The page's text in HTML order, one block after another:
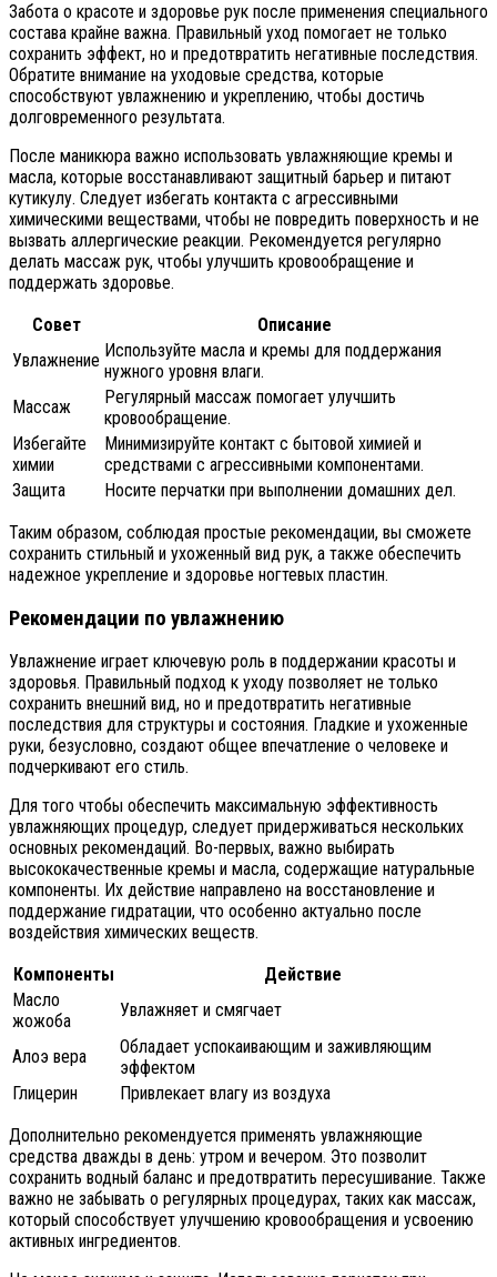
Забота о красоте и здоровье рук после применения специального
состава крайне важна. Правильный уход помогает не только
сохранить эффект, но и предотвратить негативные последствия.
Обратите внимание на уходовые средства, которые
способствуют увлажнению и укреплению, чтобы достичь
долговременного результата.
После маникюра важно использовать увлажняющие кремы и
масла, которые восстанавливают защитный барьер и питают
кутикулу. Следует избегать контакта с агрессивными
химическими веществами, чтобы не повредить поверхность и не
вызвать аллергические реакции. Рекомендуется регулярно
делать массаж рук, чтобы улучшить кровообращение и
поддержать здоровье.
Совет
Описание
Увлажнение Используйте масла и кремы для поддержания
нужного уровня влаги.
Массаж
Регулярный массаж помогает улучшить
кровообращение.
Избегайте
химии
Минимизируйте контакт с бытовой химией и
средствами с агрессивными компонентами.
Защита
Носите перчатки при выполнении домашних дел.
Таким образом, соблюдая простые рекомендации, вы сможете
сохранить стильный и ухоженный вид рук, а также обеспечить
надежное укрепление и здоровье ногтевых пластин.
Рекомендации по увлажнению
Увлажнение играет ключевую роль в поддержании красоты и
здоровья. Правильный подход к уходу позволяет не только
сохранить внешний вид, но и предотвратить негативные
последствия для структуры и состояния. Гладкие и ухоженные
руки, безусловно, создают общее впечатление о человеке и
подчеркивают его стиль.
Для того чтобы обеспечить максимальную эффективность
увлажняющих процедур, следует придерживаться нескольких
основных рекомендаций. Во-первых, важно выбирать
высококачественные кремы и масла, содержащие натуральные
компоненты. Их действие направлено на восстановление и
поддержание гидратации, что особенно актуально после
воздействия химических веществ.
Компоненты
Действие
Масло
жожоба
Увлажняет и смягчает
Алоэ вера
Обладает успокаивающим и заживляющим
эффектом
Глицерин
Привлекает влагу из воздуха
Дополнительно рекомендуется применять увлажняющие
средства дважды в день: утром и вечером. Это позволит
сохранить водный баланс и предотвратить пересушивание. Также
важно не забывать о регулярных процедурах, таких как массаж,
который способствует улучшению кровообращения и усвоению
активных ингредиентов.